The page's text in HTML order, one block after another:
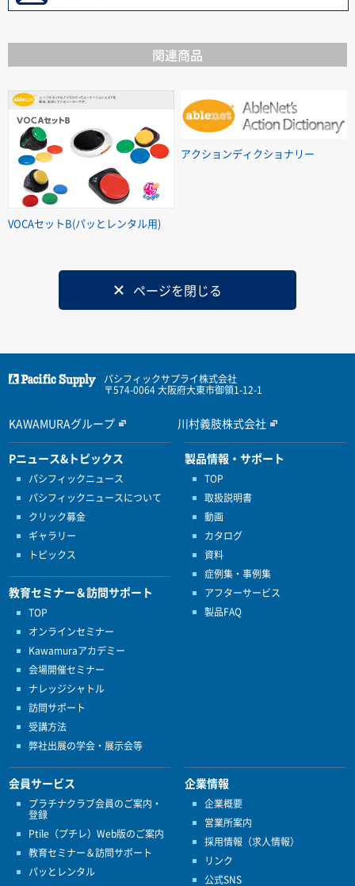
関連商品
VOCAセットB(パッとレンタル用)
アクションディクショナリー
ページを閉じる
パシフィックサプライ株式会社
〒574-0064 大阪府大東市御領1-12-1
KAWAMURAグループ 川村義肢株式会社
Pニュース&トピックス
パシフィックニュース
パシフィックニュースについて
クリック募金
ギャラリー
トピックス
教育セミナー＆訪問サポート
TOP
オンラインセミナー
Kawamuraアカデミー
会場開催セミナー
ナレッジシャトル
訪問サポート
受講方法
弊社出展の学会・展示会等
製品情報・サポート
TOP
取扱説明書
動画
カタログ
資料
症例集・事例集
アフターサービス
製品FAQ
会員サービス
プラチナクラブ会員のご案内・
登録
Ptile（プチレ）Web版のご案内
教育セミナー＆訪問サポート
パッとレンタル
企業情報
企業概要
営業所案内
採用情報（求人情報）
リンク
公式SNS